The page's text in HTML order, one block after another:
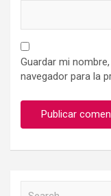
Guardar mi
navegador para la